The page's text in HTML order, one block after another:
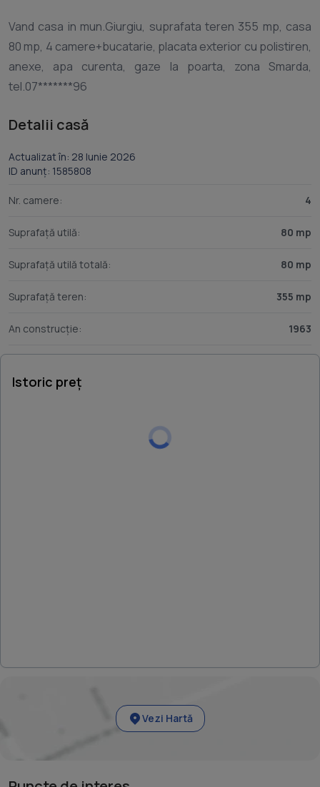
Vand casa in mun.Giurgiu, suprafata teren 355 mp, casa
80 mp, 4 camere+bucatarie, placata exterior cu polistiren,
anexe, apa curenta, gaze la poarta, zona Smarda,
Detalii casă
Actualizat în: 28 Iunie 2026
ID anunț: 1585808
Nr. camere: 4
Suprafață utilă: 80 mp
Suprafață utilă totală: 80 mp
Suprafață teren: 355 mp
An construcție: 1963
Istoric preț
Vezi Hartă